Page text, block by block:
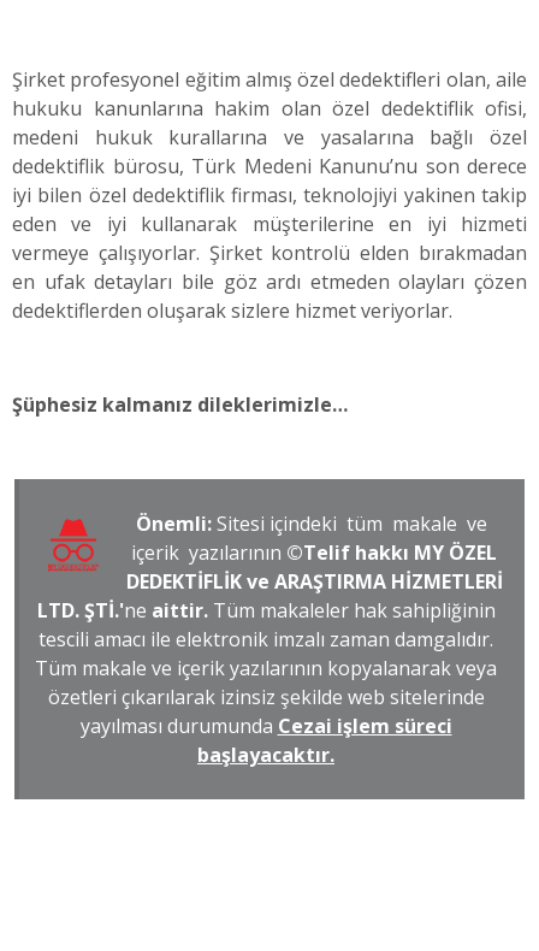
Şirket profesyonel eğitim almış özel dedektifleri olan, aile
hukuku kanunlarına hakim olan özel dedektiflik ofisi,
medeni hukuk kurallarına ve yasalarına bağlı özel
dedektiflik bürosu, Türk Medeni Kanunu’nu son derece
iyi bilen özel dedektiflik firması, teknolojiyi yakinen takip
eden ve iyi kullanarak müşterilerine en iyi hizmeti
vermeye çalışıyorlar. Şirket kontrolü elden bırakmadan
en ufak detayları bile göz ardı etmeden olayları çözen
dedektiflerden oluşarak sizlere hizmet veriyorlar.
Şüphesiz kalmanız dileklerimizle…
Önemli:Sitesi içindeki tüm makale ve
içerik yazılarının ©Telif hakkı MY ÖZEL
DEDEKTİFLİK ve ARAŞTIRMA HİZMETLERİ
LTD. ŞTİ.'ne aittir. Tüm makaleler hak sahipliğinin
tescili amacı ile elektronik imzalı zaman damgalıdır.
Tüm makale ve içerik yazılarının kopyalanarak veya
özetleri çıkarılarak izinsiz şekilde web sitelerinde
yayılması durumunda Cezai işlem süreci
başlayacaktır.